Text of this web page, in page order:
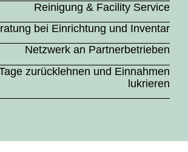
Reinigung & Facility Service
bei Einrichtung und Inventar
Netzwerk an Partnerbetrieben
zurücklehnen und Einnahmen
lukrieren